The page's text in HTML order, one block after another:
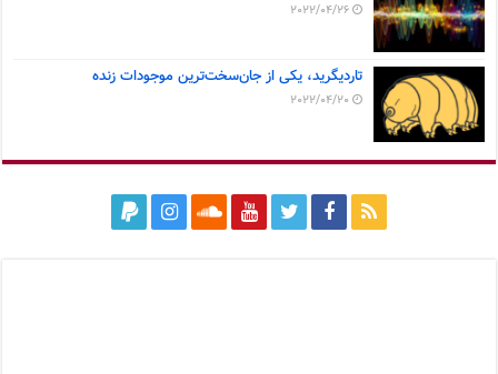
2022/04/26
تاردیگرید، یکی از جان‌سخت‌ترین موجودات زنده
2022/04/20